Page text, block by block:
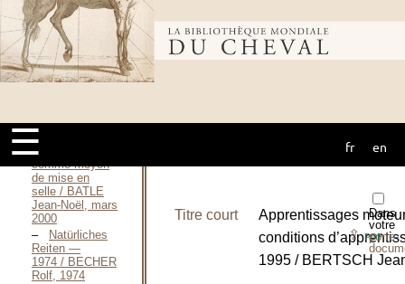
Bibliothèque
mondiale du
cheval
☰ fr en
d’équitation / AUBLET
Henri, 1957
The BHS
manual for
coaching and
teaching
Initiation et
utilisation du
horse-ball
comme moyen
de mise en
selle / BATLE
Jean-Noël, mars
2000
Natürliches
Reiten —
1974 / BECHER
Rolf, 1974
Dans
votre
porte-
⇪PDF
Titre court
Apprentissages
conditions
1995 / BERTSCH